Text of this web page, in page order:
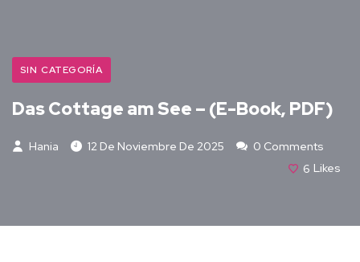
SIN CATEGORÍA
Das Cottage am See – (E-Book, PDF)
Hania 12 De Noviembre De 2025
0 Comments
6 Likes